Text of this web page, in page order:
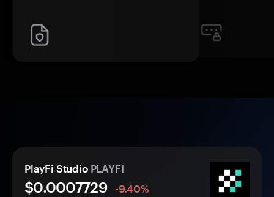
PlayFi Studio PLAYFI
$0.0007729 -9.40%